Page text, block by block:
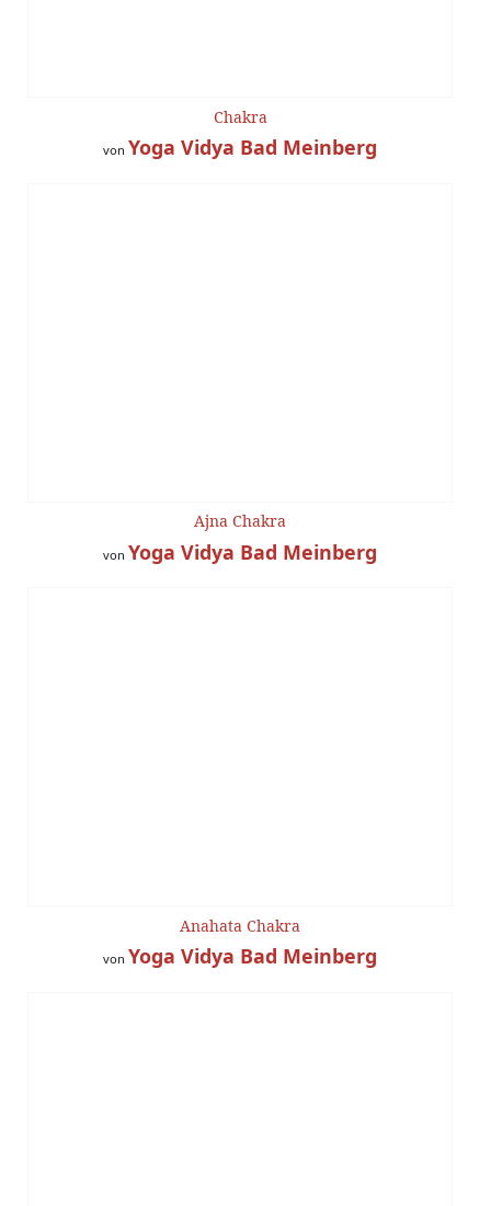
Chakra
von Yoga Vidya Bad Meinberg
Ajna Chakra
von Yoga Vidya Bad Meinberg
Anahata Chakra
von Yoga Vidya Bad Meinberg